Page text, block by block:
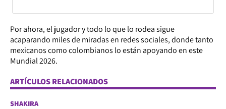
Por ahora, el jugador y todo lo que lo rodea sigue
acaparando miles de miradas en redes sociales, donde tanto
mexicanos como colombianos lo están apoyando en este
Mundial 2026.
ARTÍCULOS RELACIONADOS
SHAKIRA